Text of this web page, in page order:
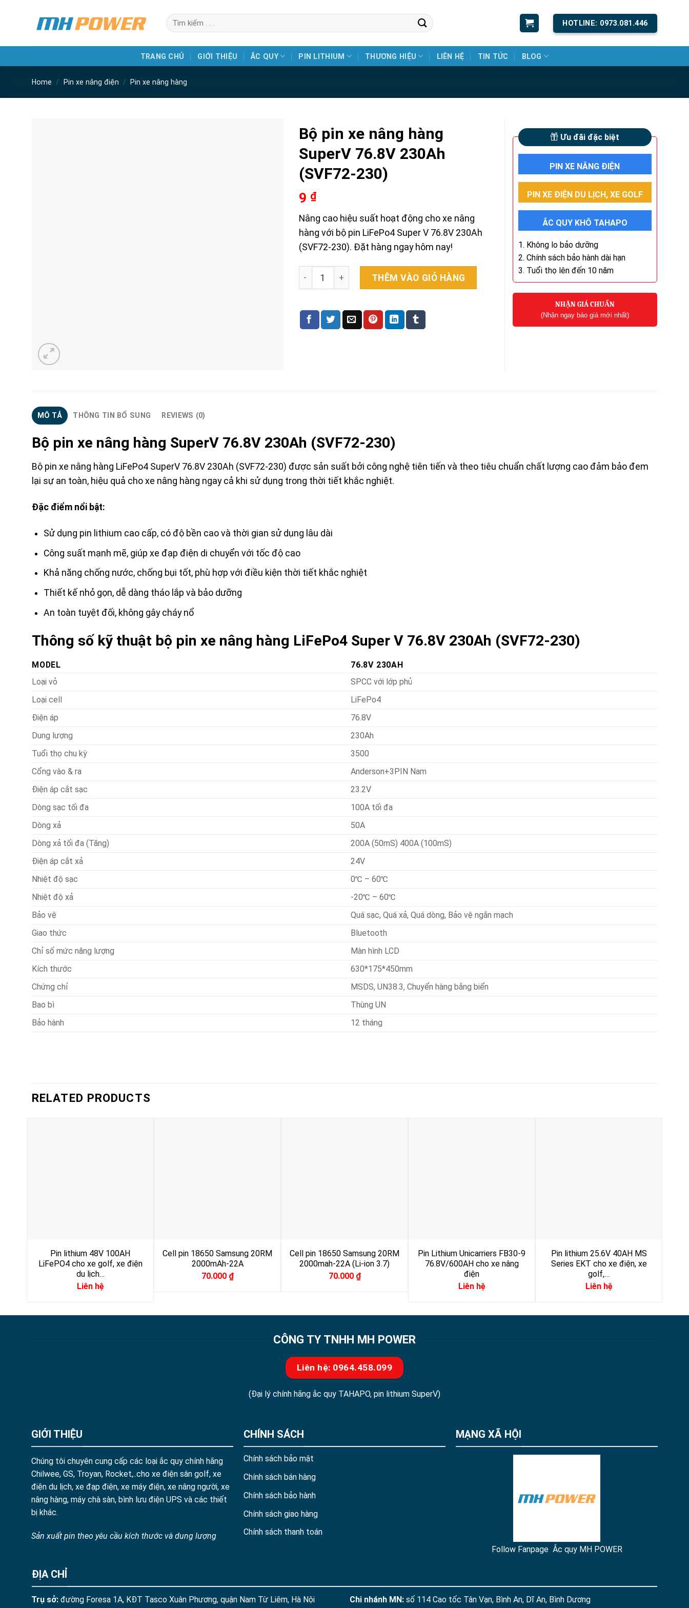
Search
for:
HOTLINE: 0973.081.446
TRANG CHỦ GIỚI THIỆU ẮC QUY PIN LITHIUM THƯƠNG HIỆU LIÊN HỆ TIN TỨC BLOG
Home / Pin xe nâng điện / Pin xe nâng hàng
Bộ pin xe nâng hàng
SuperV 76.8V 230Ah
(SVF72-230)
9 ₫
Nâng cao hiệu suất hoạt động cho xe nâng
hàng với bộ pin LiFePo4 Super V 76.8V 230Ah
(SVF72-230). Đặt hàng ngay hôm nay!
Bộ pin xe nâng hàng SuperV 76.8V 230Ah (SVF72-230) quantity
THÊM VÀO GIỎ HÀNG
Ưu đãi đặc biệt
PIN XE NÂNG ĐIỆN
PIN XE ĐIỆN DU LỊCH, XE GOLF
ẮC QUY KHÔ TAHAPO
1. Không lo bảo dưỡng
2. Chính sách bảo hành dài hạn
3. Tuổi thọ lên đến 10 năm
NHẬN GIÁ CHUẨN
(Nhận ngay báo giá mới nhất)
MÔ TẢ THÔNG TIN BỔ SUNG REVIEWS (0)
Bộ pin xe nâng hàng SuperV 76.8V 230Ah (SVF72-230)
Bộ pin xe nâng hàng LiFePo4 SuperV 76.8V 230Ah (SVF72-230) được sản suất bởi công nghệ tiên tiến và theo tiêu chuẩn chất lượng cao đảm bảo đem
lại sự an toàn, hiệu quả cho xe nâng hàng ngay cả khi sử dụng trong thời tiết khắc nghiệt.
Đặc điểm nổi bật:
Sử dụng pin lithium cao cấp, có độ bền cao và thời gian sử dụng lâu dài
Công suất mạnh mẽ, giúp xe đạp điện di chuyển với tốc độ cao
Khả năng chống nước, chống bụi tốt, phù hợp với điều kiện thời tiết khắc nghiệt
Thiết kế nhỏ gọn, dễ dàng tháo lắp và bảo dưỡng
An toàn tuyệt đối, không gây cháy nổ
Thông số kỹ thuật bộ pin xe nâng hàng LiFePo4 Super V 76.8V 230Ah (SVF72-230)
MODEL
76.8V 230AH
Loại vỏ
SPCC với lớp phủ
Loại cell
LiFePo4
Điện áp
76.8V
Dung lượng
230Ah
Tuổi thọ chu kỳ
3500
Cổng vào & ra
Anderson+3PIN Nam
Điện áp cắt sạc
23.2V
Dòng sạc tối đa
100A tối đa
Dòng xả
50A
Dòng xả tối đa (Tăng)
200A (50mS) 400A (100mS)
Điện áp cắt xả
24V
Nhiệt độ sạc
0℃ – 60℃
Nhiệt độ xả
-20℃ – 60℃
Bảo vệ
Quá sạc, Quá xả, Quá dòng, Bảo vệ ngắn mạch
Giao thức
Bluetooth
Chỉ số mức năng lượng
Màn hình LCD
Kích thước
630*175*450mm
Chứng chỉ
MSDS, UN38.3, Chuyển hàng bằng biển
Bao bì
Thùng UN
Bảo hành
12 tháng
RELATED PRODUCTS
Pin lithium 48V 100AH
LiFePO4 cho xe golf, xe điện
du lịch…
Liên hệ
Cell pin 18650 Samsung 20RM
2000mAh-22A
70.000 ₫
Cell pin 18650 Samsung 20RM
2000mah-22A (Li-ion 3.7)
70.000 ₫
Pin Lithium Unicarriers FB30-9
76.8V/600AH cho xe nâng
điện
Liên hệ
Pin lithium 25.6V 40AH MS
Series EKT cho xe điện, xe
golf,…
Liên hệ
CÔNG TY TNHH MH POWER
Liên hệ: 0964.458.099
(Đại lý chính hãng ắc quy TAHAPO, pin lithium SuperV)
GIỚI THIỆU
Chúng tôi chuyên cung cấp các loại ắc quy chính hãng
Chilwee, GS, Troyan, Rocket,..cho xe điện sân golf, xe
điện du lịch, xe đạp điện, xe máy điện, xe nâng người, xe
nâng hàng, máy chà sàn, bình lưu điện UPS và các thiết
bị khác.
Sản xuất pin theo yêu cầu kích thước và dung lượng
CHÍNH SÁCH
Chính sách bảo mật
Chính sách bán hàng
Chính sách bảo hành
Chính sách giao hàng
Chính sách thanh toán
MẠNG XÃ HỘI
Follow Fanpage Ắc quy MH POWER
ĐỊA CHỈ
Trụ sở:đường Foresa 1A, KĐT Tasco Xuân Phương, quận Nam Từ Liêm, Hà Nội Chi nhánh MN:số 114 Cao tốc Tân Vạn, Bình An, Dĩ An, Bình Dương